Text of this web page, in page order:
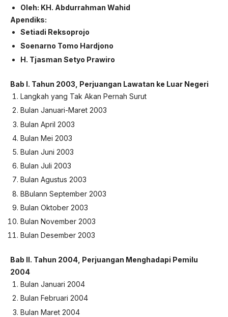
Oleh: KH. Abdurrahman Wahid
Apendiks:
Setiadi Reksoprojo
Soenarno Tomo Hardjono
H. Tjasman Setyo Prawiro
Bab I. Tahun 2003, Perjuangan Lawatan ke Luar Negeri
Langkah yang Tak Akan Pernah Surut
Bulan Januari-Maret 2003
Bulan April 2003
Bulan Mei 2003
Bulan Juni 2003
Bulan Juli 2003
Bulan Agustus 2003
BBulann September 2003
Bulan Oktober 2003
Bulan November 2003
Bulan Desember 2003
Bab II. Tahun 2004, Perjuangan Menghadapi Pemilu
2004
Bulan Januari 2004
Bulan Februari 2004
Bulan Maret 2004